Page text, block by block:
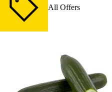
All Offers